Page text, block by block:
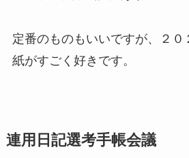
定番のものもいいですが、２０
紙がすごく好きです。
連用日記選考手帳会議